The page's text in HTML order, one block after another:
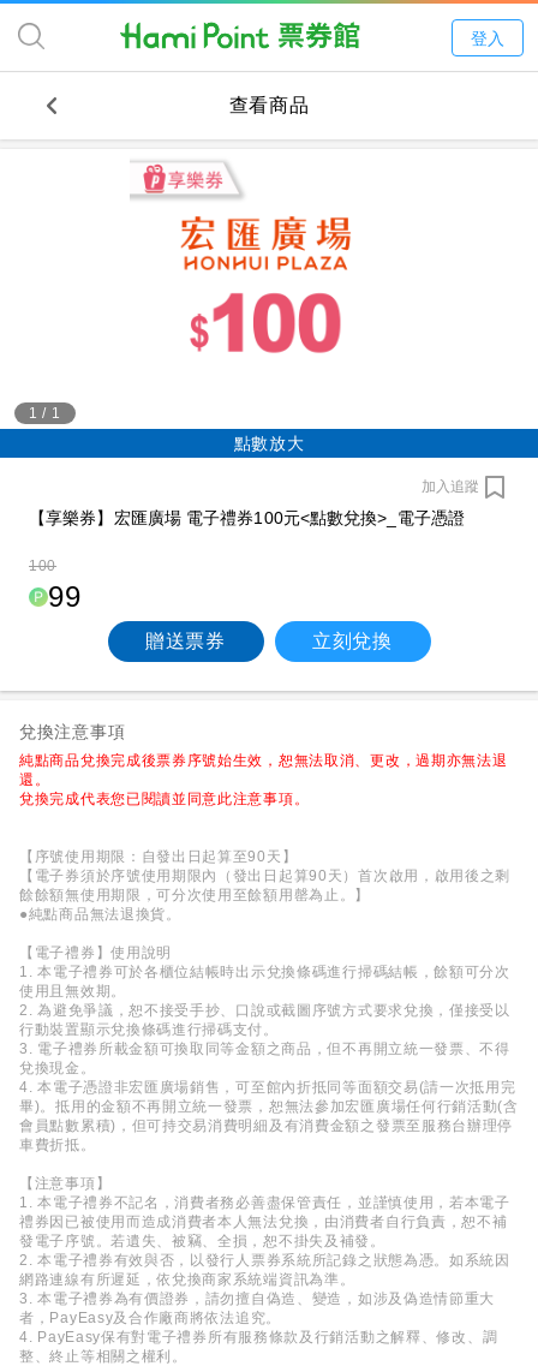
登入
查看商品
1 / 1
點數放大
加入追蹤
【享樂券】宏匯廣場 電子禮券100元<點數兌換>_電子憑證
100
99
贈送票券 立刻兌換
兌換注意事項
純點商品兌換完成後票券序號始生效，恕無法取消、更改，過期亦無法退
還。
兌換完成代表您已閱讀並同意此注意事項。
【序號使用期限：自發出日起算至90天】
【電子券須於序號使用期限內（發出日起算90天）首次啟用，啟用後之剩
餘餘額無使用期限，可分次使用至餘額用罄為止。】
●純點商品無法退換貨。
【電子禮券】使用說明
1. 本電子禮券可於各櫃位結帳時出示兌換條碼進行掃碼結帳，餘額可分次
使用且無效期。
2. 為避免爭議，恕不接受手抄、口說或截圖序號方式要求兌換，僅接受以
行動裝置顯示兌換條碼進行掃碼支付。
3. 電子禮券所載金額可換取同等金額之商品，但不再開立統一發票、不得
兌換現金。
4. 本電子憑證非宏匯廣場銷售，可至館內折抵同等面額交易(請一次抵用完
畢)。抵用的金額不再開立統一發票，恕無法參加宏匯廣場任何行銷活動(含
會員點數累積)，但可持交易消費明細及有消費金額之發票至服務台辦理停
車費折抵。
【注意事項】
1. 本電子禮券不記名，消費者務必善盡保管責任，並謹慎使用，若本電子
禮券因已被使用而造成消費者本人無法兌換，由消費者自行負責，恕不補
發電子序號。若遺失、被竊、全損，恕不掛失及補發。
2. 本電子禮券有效與否，以發行人票券系統所記錄之狀態為憑。如系統因
網路連線有所遲延，依兌換商家系統端資訊為準。
3. 本電子禮券為有價證券，請勿擅自偽造、變造，如涉及偽造情節重大
者，PayEasy及合作廠商將依法追究。
4. PayEasy保有對電子禮券所有服務條款及行銷活動之解釋、修改、調
整、終止等相關之權利。